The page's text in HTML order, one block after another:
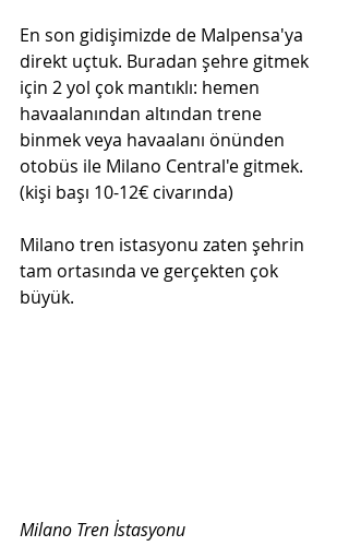
En son gidişimizde de Malpensa'ya
direkt uçtuk. Buradan şehre gitmek
için 2 yol çok mantıklı: hemen
havaalanından altından trene
binmek veya havaalanı önünden
otobüs ile Milano Central'e gitmek.
(kişi başı 10-12€ civarında)
Milano tren istasyonu zaten şehrin
tam ortasında ve gerçekten çok
büyük.
Milano Tren İstasyonu